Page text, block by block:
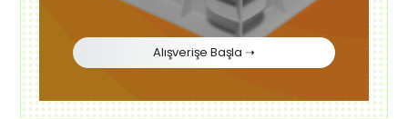
Alışverişe Başla ➝